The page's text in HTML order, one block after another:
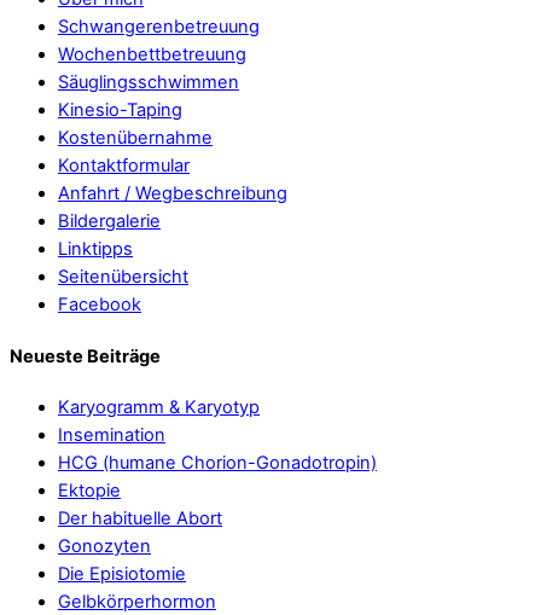
Schwangerenbetreuung
Wochenbettbetreuung
Säuglingsschwimmen
Kinesio-Taping
Kostenübernahme
Kontaktformular
Anfahrt / Wegbeschreibung
Bildergalerie
Linktipps
Seitenübersicht
Facebook
Neueste Beiträge
Karyogramm & Karyotyp
Insemination
HCG (humane Chorion-Gonadotropin)
Ektopie
Der habituelle Abort
Gonozyten
Die Episiotomie
Gelbkörperhormon